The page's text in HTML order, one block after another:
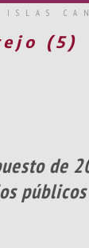
(5)
de